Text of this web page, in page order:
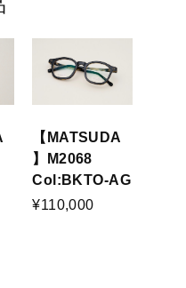
【MATSUDA
】M2068
Col:BKTO-AG
¥110,000